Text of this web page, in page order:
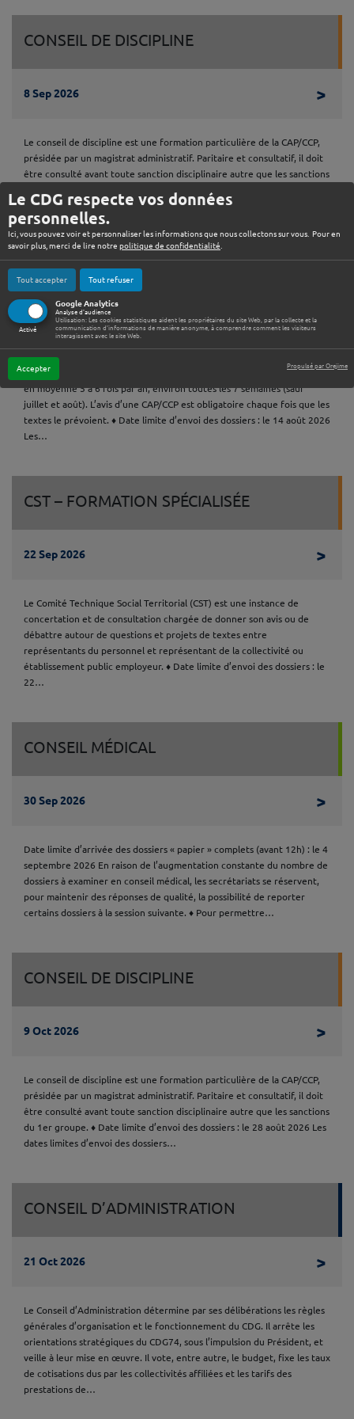
Le CDG respecte vos données
personnelles.
Ici, vous pouvez voir et personnaliser les informations que nous collectons sur vous. Pour en
savoir plus, merci de lire notre politique de confidentialité
Tout accepter Tout refuser
Google Analytics
Activé
Analyse d'audience
Utilisation: Les cookies statistiques aident les propriétaires du site Web, par la collecte et la
communication d'informations de manière anonyme, à comprendre comment les visiteurs
interagissent avec le site Web.
Accepter Propulsé par Orejime
CONSEIL DE DISCIPLINE
8 Sep 2026 Lire
>
Le conseil de discipline est une formation particulière de la CAP/CCP,
présidée par un magistrat administratif. Paritaire et consultatif, il doit
être consulté avant toute sanction disciplinaire autre que les sanctions
Les dates limites d’envoi des dossiers…
CAP/CCP
15 Sep 2026 Lire
>
Les saisines de CAP/CCP se font à partir d’AGIRHE Elles se réunissent
en moyenne 5 à 6 fois par an, environ toutes les 7 semaines (sauf
juillet et août). L’avis d’une CAP/CCP est obligatoire chaque fois que les
textes le prévoient. ♦ Date limite d’envoi des dossiers : le 14 août 2026
Les…
CST – FORMATION SPÉCIALISÉE
22 Sep 2026 Lire
>
Le Comité Technique Social Territorial (CST) est une instance de
concertation et de consultation chargée de donner son avis ou de
débattre autour de questions et projets de textes entre
représentants du personnel et représentant de la collectivité ou
établissement public employeur. ♦ Date limite d’envoi des dossiers : le
22…
CONSEIL MÉDICAL
30 Sep 2026 Lire
>
Date limite d’arrivée des dossiers « papier » complets (avant 12h) : le 4
septembre 2026 En raison de l’augmentation constante du nombre de
dossiers à examiner en conseil médical, les secrétariats se réservent,
pour maintenir des réponses de qualité, la possibilité de reporter
certains dossiers à la session suivante. ♦ Pour permettre…
CONSEIL DE DISCIPLINE
9 Oct 2026 Lire
>
Le conseil de discipline est une formation particulière de la CAP/CCP,
présidée par un magistrat administratif. Paritaire et consultatif, il doit
être consulté avant toute sanction disciplinaire autre que les sanctions
du 1er groupe. ♦ Date limite d’envoi des dossiers : le 28 août 2026 Les
dates limites d’envoi des dossiers…
CONSEIL D’ADMINISTRATION
21 Oct 2026 Lire
>
Le Conseil d’Administration détermine par ses délibérations les règles
générales d’organisation et le fonctionnement du CDG. Il arrête les
orientations stratégiques du CDG74, sous l’impulsion du Président, et
veille à leur mise en œuvre. Il vote, entre autre, le budget, fixe les taux
de cotisations dus par les collectivités affiliées et les tarifs des
prestations de…